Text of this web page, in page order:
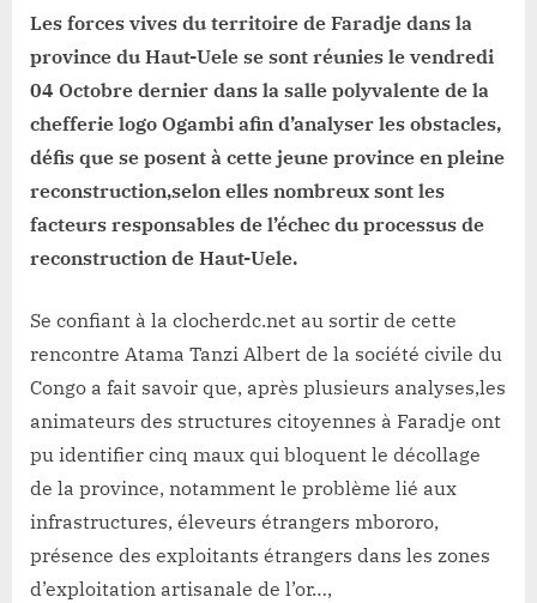
province
selon
les
forces
vives
de
Faradje
Les forces vives du territoire de Faradje dans la
province du Haut-Uele se sont réunies le vendredi
04 Octobre dernier dans la salle polyvalente de la
chefferie logo Ogambi afin d’analyser les obstacles,
défis que se posent à cette jeune province en pleine
reconstruction,selon elles nombreux sont les
facteurs responsables de l’échec du processus de
reconstruction de Haut-Uele.
Se confiant à la clocherdc.net au sortir de cette
rencontre Atama Tanzi Albert de la société civile du
Congo a fait savoir que, après plusieurs analyses,les
animateurs des structures citoyennes à Faradje ont
pu identifier cinq maux qui bloquent le décollage
de la province, notamment le problème lié aux
infrastructures, éleveurs étrangers mbororo,
présence des exploitants étrangers dans les zones
d’exploitation artisanale de l’or…,